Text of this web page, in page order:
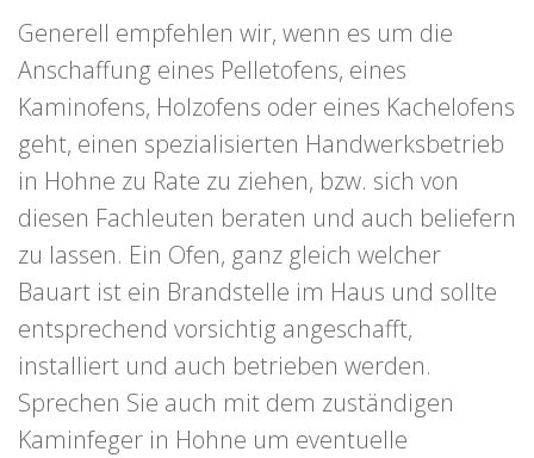
Generell empfehlen wir, wenn es um die
Anschaffung eines Pelletofens, eines
Kaminofens, Holzofens oder eines Kachelofens
geht, einen spezialisierten Handwerksbetrieb
in Hohne zu Rate zu ziehen, bzw. sich von
diesen Fachleuten beraten und auch beliefern
zu lassen. Ein Ofen, ganz gleich welcher
Bauart ist ein Brandstelle im Haus und sollte
entsprechend vorsichtig angeschafft,
installiert und auch betrieben werden.
Sprechen Sie auch mit dem zuständigen
Kaminfeger in Hohne um eventuelle